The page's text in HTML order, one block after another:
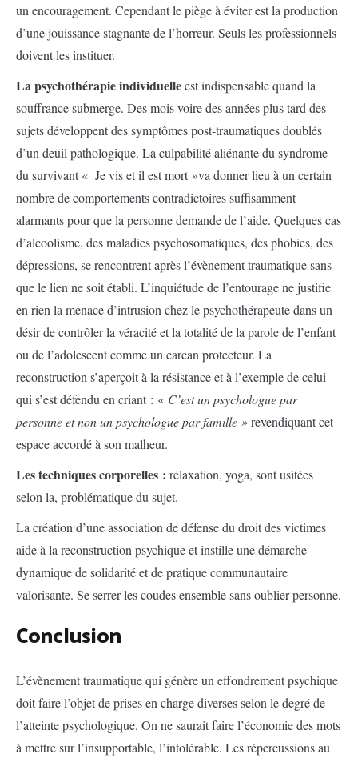
un encouragement. Cependant le piège à éviter est la production
d’une jouissance stagnante de l’horreur. Seuls les professionnels
doivent les instituer.
La psychothérapie individuelleest indispensable quand la
souffrance submerge. Des mois voire des années plus tard des
sujets développent des symptômes post-traumatiques doublés
d’un deuil pathologique. La culpabilité aliénante du syndrome
du survivant « Je vis et il est mort »va donner lieu à un certain
nombre de comportements contradictoires suffisamment
alarmants pour que la personne demande de l’aide. Quelques cas
d’alcoolisme, des maladies psychosomatiques, des phobies, des
dépressions, se rencontrent après l’évènement traumatique sans
que le lien ne soit établi. L’inquiétude de l’entourage ne justifie
en rien la menace d’intrusion chez le psychothérapeute dans un
désir de contrôler la véracité et la totalité de la parole de l’enfant
ou de l’adolescent comme un carcan protecteur. La
reconstruction s’aperçoit à la résistance et à l’exemple de celui
qui s’est défendu en criant : « C’est un psychologue par
personne et non un psychologue par famille »revendiquant cet
espace accordé à son malheur.
Les techniques corporelles : relaxation, yoga, sont usitées
selon la, problématique du sujet.
La création d’une association de défense du droit des victimes
aide à la reconstruction psychique et instille une démarche
dynamique de solidarité et de pratique communautaire
valorisante. Se serrer les coudes ensemble sans oublier personne.
Conclusion
L’évènement traumatique qui génère un effondrement psychique
doit faire l’objet de prises en charge diverses selon le degré de
l’atteinte psychologique. On ne saurait faire l’économie des mots
à mettre sur l’insupportable, l’intolérable. Les répercussions au